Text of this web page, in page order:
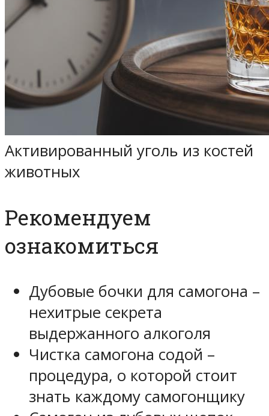
Активированный уголь из костей
животных
Рекомендуем
ознакомиться
Дубовые бочки для самогона –
нехитрые секрета
выдержанного алкоголя
Чистка самогона содой –
процедура, о которой стоит
знать каждому самогонщику